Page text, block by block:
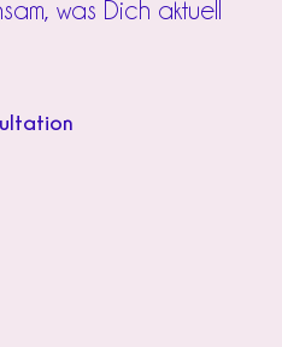
was Dich aktuell